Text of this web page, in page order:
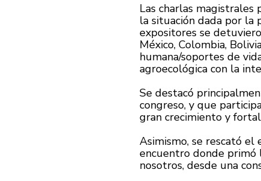
Las charlas
la situación dada por la
expositores se
México, Colombia,
humana/soportes de
agroecológica con la
Se destacó
congreso, y que
gran crecimiento y
Asimismo, se rescató el
encuentro donde primó
nosotros, desde una